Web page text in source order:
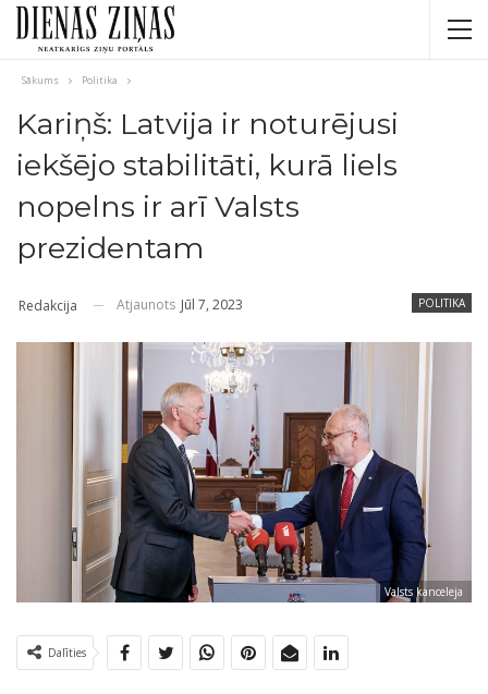
Sākums Politika
Kariņš: Latvija ir noturējusi
iekšējo stabilitāti, kurā liels
nopelns ir arī Valsts
prezidentam
POLITIKA
Redakcija Atjaunots Jūl 7, 2023
Valsts kanceleja
Dalīties